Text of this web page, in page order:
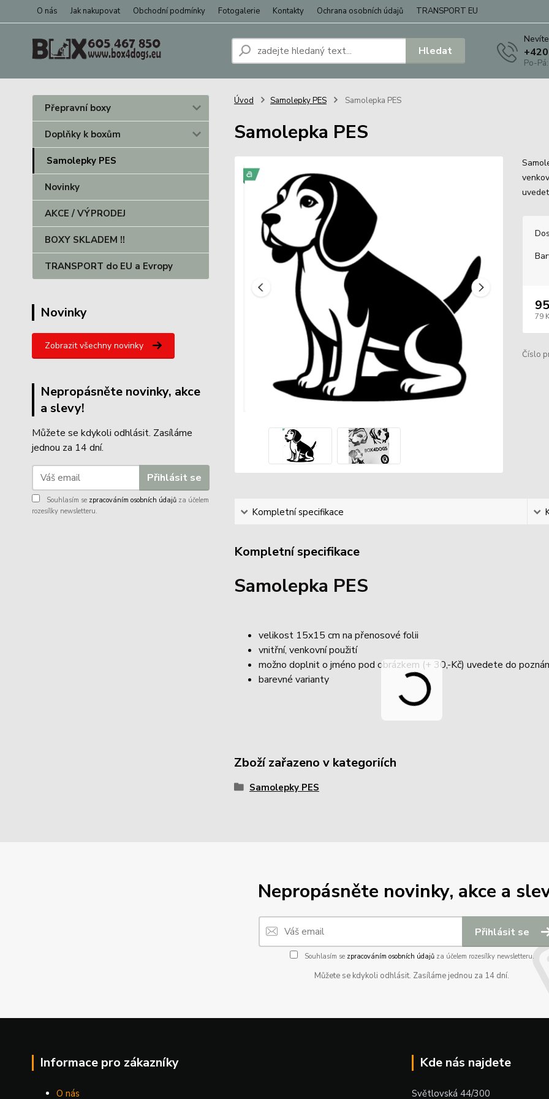
O nás Jak nakupovat Obchodní podmínky Fotogalerie Kontakty Ochrana osobních údajů TRANSPORT EU
Hledat
Po-
Přepravní boxy
Doplňky k boxům
Samolepky PES
Novinky
AKCE / VÝPRODEJ
BOXY SKLADEM !!
TRANSPORT do EU a Evropy
Novinky
Zobrazit všechny novinky
Nepropásněte novinky, akce
a slevy!
Můžete se kdykoli odhlásit. Zasíláme
jednou za 14 dní.
Přihlásit se
Souhlasím se zpracováním osobních údajů za účelem
rozesílky newsletteru.
Úvod Samolepky PES Samolepka PES
Samolepka PES
79
Číslo
Kompletní specifikace
Kompletní specifikace
Samolepka PES
velikost 15x15 cm na přenosové folii
vnitřní, venkovní použití
možno doplnit o jméno pod obrázkem (+ 30,-Kč) uvedete do
barevné varianty
Zboží zařazeno v kategoriích
Samolepky PES
Nepropásněte novinky, akce a
Přihlásit se
Souhlasím se zpracováním osobních údajůza účelem rozesílky newsletteru.
Můžete se kdykoli odhlásit. Zasíláme jednou za 14 dní.
Informace pro zákazníky
O nás
Kde nás najdete
Světlovská 44/300